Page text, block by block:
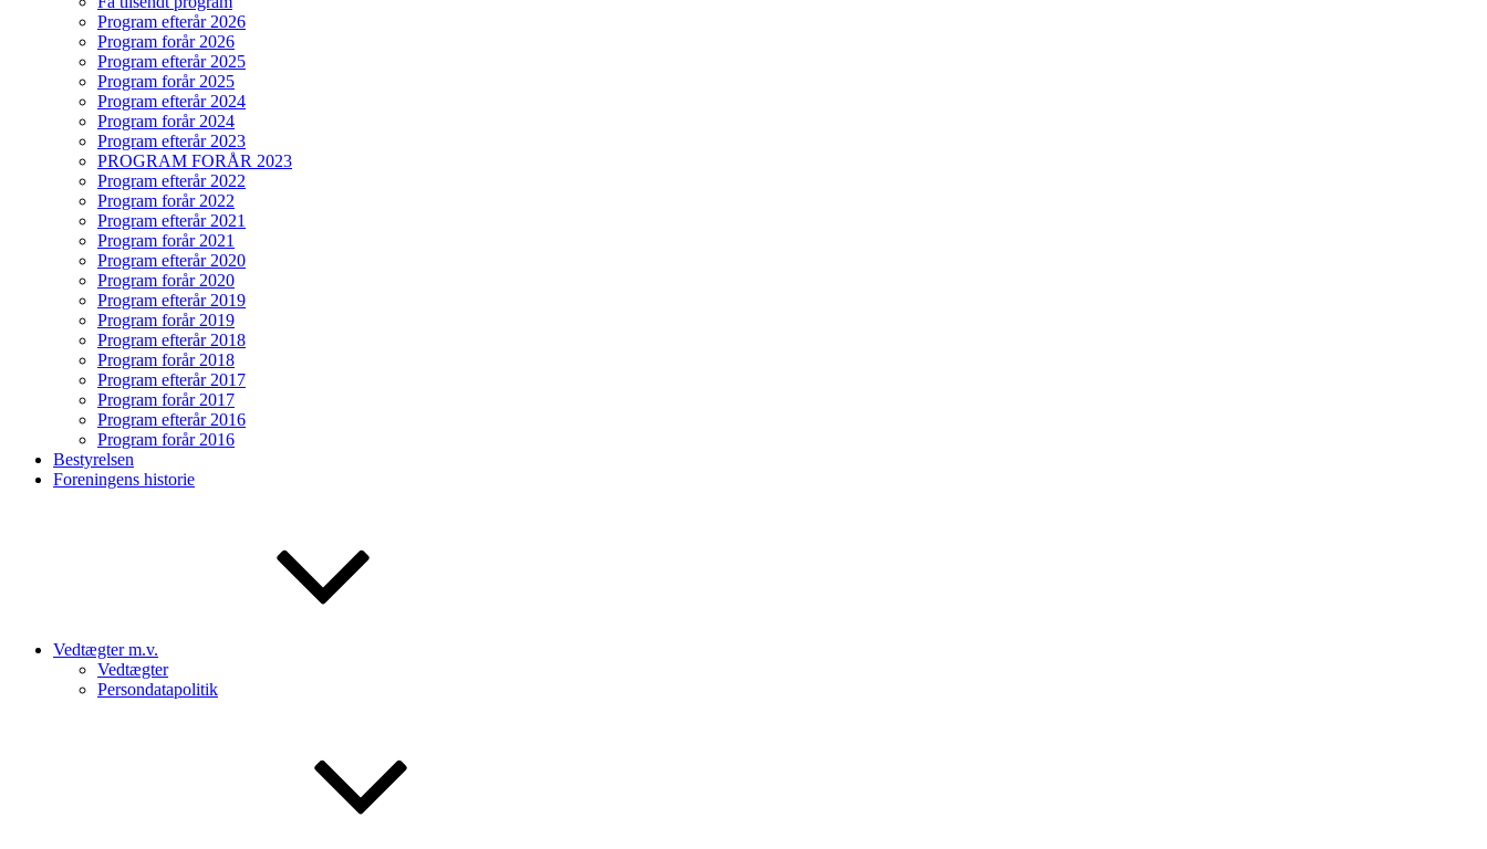
Program efterår 2026
Program forår 2026
Program efterår 2025
Program forår 2025
Program efterår 2024
Program forår 2024
Program efterår 2023
PROGRAM FORÅR 2023
Program efterår 2022
Program forår 2022
Program efterår 2021
Program forår 2021
Program efterår 2020
Program forår 2020
Program efterår 2019
Program forår 2019
Program efterår 2018
Program forår 2018
Program efterår 2017
Program forår 2017
Program efterår 2016
Program forår 2016
Bestyrelsen
Foreningens historie
Vedtægter m.v.
Vedtægter
Persondatapolitik